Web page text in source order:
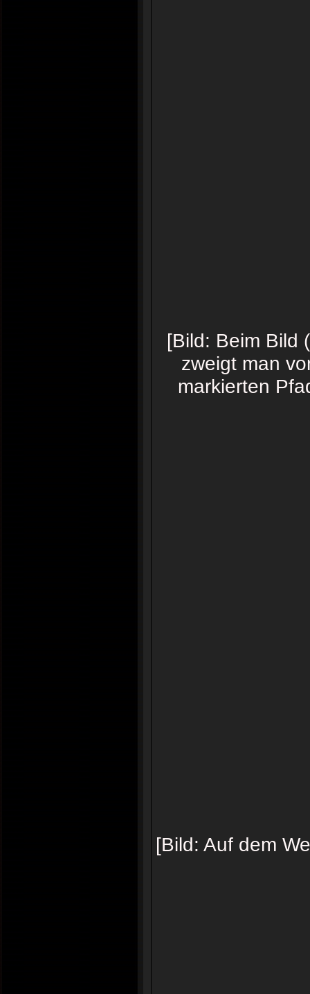
[Bild: Beim Bild
zweigt man
markierten
[Bild: Auf dem